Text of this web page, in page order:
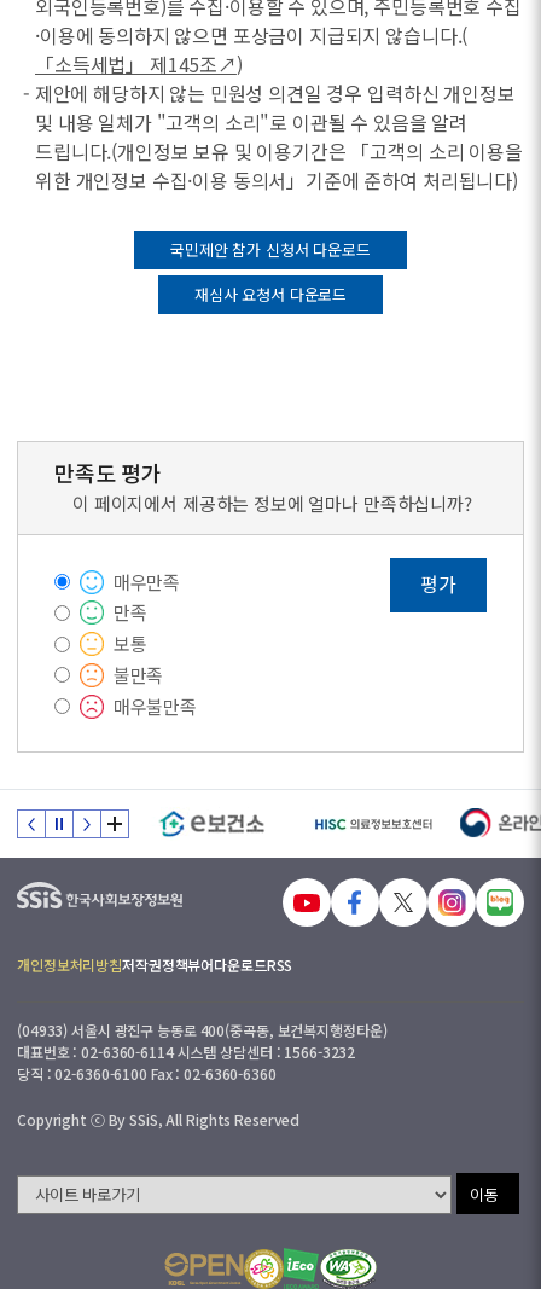
외국인등록번호)를 수집·이용할 수 있으며, 주민등록번호 수집
·이용에 동의하지 않으면 포상금이 지급되지 않습니다.(
「소득세법」 제145조↗)
- 제안에 해당하지 않는 민원성 의견일 경우 입력하신 개인정보
및 내용 일체가 "고객의 소리"로 이관될 수 있음을 알려
드립니다.(개인정보 보유 및 이용기간은 「고객의 소리 이용을
위한 개인정보 수집·이용 동의서」기준에 준하여 처리됩니다)
국민제안 참가 신청서 다운로드
재심사 요청서 다운로드
만족도 평가
이 페이지에서 제공하는 정보에 얼마나 만족하십니까?
매우만족
만족
보통
불만족
매우불만족
평가
개인정보처리방침저작권정책뷰어다운로드RSS
(04933) 서울시 광진구 능동로 400(중곡동, 보건복지행정타운)
대표번호 : 02-6360-6114 시스템 상담센터 : 1566-3232
당직 : 02-6360-6100 Fax : 02-6360-6360
Copyright ⓒ By SSiS, All Rights Reserved
이동